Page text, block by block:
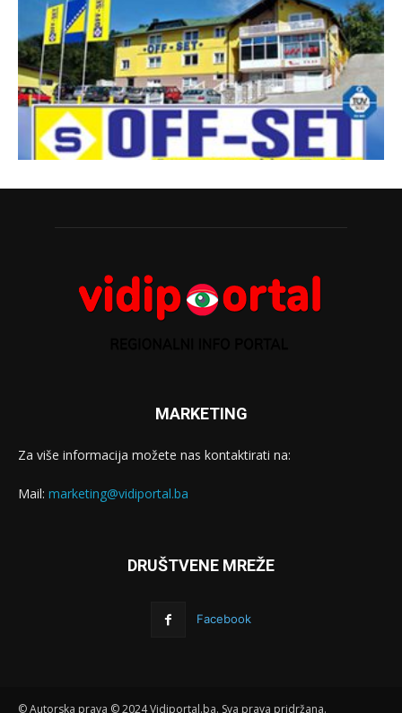
MARKETING
Za više informacija možete nas kontaktirati na:
Mail: marketing@vidiportal.ba
DRUŠTVENE MREŽE
Facebook
© Autorska prava © 2024 Vidiportal.ba. Sva prava pridržana.